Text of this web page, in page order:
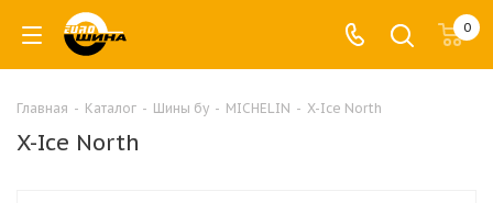
0
Главная - Каталог - Шины бу - MICHELIN - X-Ice North
X-Ice North